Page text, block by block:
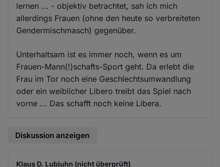
lernen ... - objektiv betrachtet, sah ich mich
allerdings Frauen (ohne den heute so verbreiteten
Gendermischmasch) gegenüber.
Unterhaltsam ist es immer noch, wenn es um
Frauen-Mann(!)schafts-Sport geht. Da erlebt die
Frau im Tor noch eine Geschlechtsumwandlung
oder ein weiblicher Libero treibt das Spiel nach
vorne ... Das schafft noch keine Libera.
Diskussion anzeigen
Klaus D. Lubjuhn (nicht überprüft)